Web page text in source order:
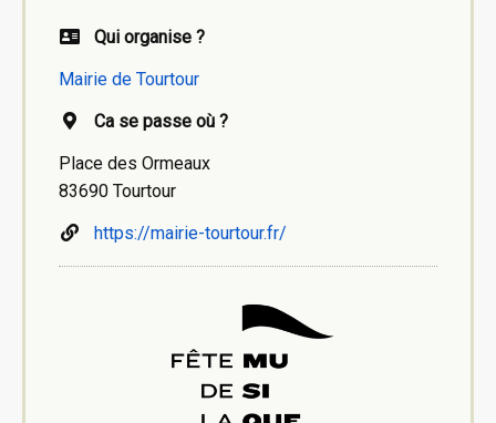
Qui organise ?
Mairie de Tourtour
Ca se passe où ?
Place des Ormeaux
83690 Tourtour
https://mairie-tourtour.fr/